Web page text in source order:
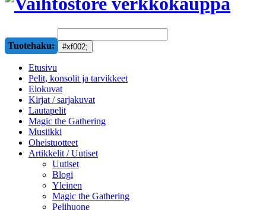
Tuotehaku:
Etusivu
Pelit, konsolit ja tarvikkeet
Elokuvat
Kirjat / sarjakuvat
Lautapelit
Magic the Gathering
Musiikki
Oheistuotteet
Artikkelit / Uutiset
Uutiset
Blogi
Yleinen
Magic the Gathering
Pelihuone